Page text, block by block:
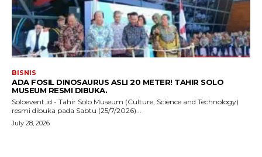
BISNIS
ADA FOSIL DINOSAURUS ASLI 20 METER! TAHIR SOLO
MUSEUM RESMI DIBUKA.
Soloevent.id - Tahir Solo Museum (Culture, Science and Technology)
resmi dibuka pada Sabtu (25/7/2026)...
July 28, 2026